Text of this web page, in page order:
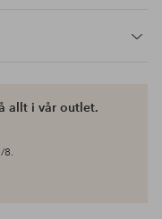
allt i vår outlet.
8.